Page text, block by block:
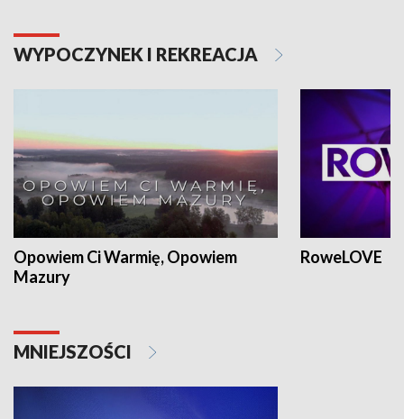
WYPOCZYNEK I REKREACJA
Opowiem Ci Warmię, Opowiem
Mazury
RoweLOVE
MNIEJSZOŚCI